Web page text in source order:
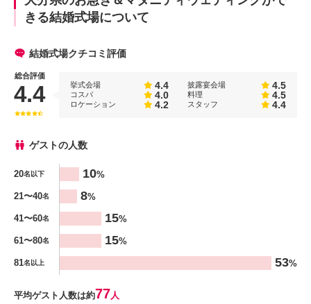
きる結婚式場について
結婚式場クチコミ評価
総合評価
4.4 挙式会場 4.4 披露宴会場 4.5
コスパ 4.0 料理 4.5
ロケーション 4.2 スタッフ 4.4
ゲストの人数
人数
20名以下 10%
21〜40名 8%
41〜60名 15%
61〜80名 15%
81名以上 53%
平均ゲスト人数は約77 人